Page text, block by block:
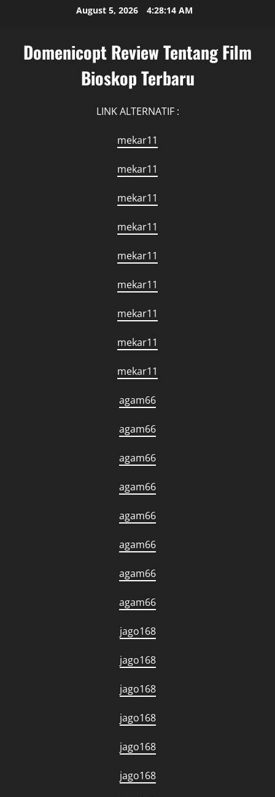
August 5, 2026 4:28:15 AM
Domenicopt Review Tentang Film
Bioskop Terbaru
LINK ALTERNATIF :
mekar11
mekar11
mekar11
mekar11
mekar11
mekar11
mekar11
mekar11
mekar11
agam66
agam66
agam66
agam66
agam66
agam66
agam66
agam66
jago168
jago168
jago168
jago168
jago168
jago168